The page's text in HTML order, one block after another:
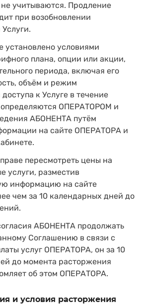
учитываются. Продление
при возобновлении
установлено условиями
плана, опции или акции,
периода, включая его
объём и режим
к Услуге в течение
определяются ОПЕРАТОРОМ и
АБОНЕНТА путём
на сайте ОПЕРАТОРА и
пересмотреть цены на
услуги, разместив
информацию на сайте
чем за 10 календарных дней до
АБОНЕНТА продолжать
Соглашению в связи с
услуг ОПЕРАТОРА, он за 10
до момента расторжения
об этом ОПЕРАТОРА.
и условия расторжения